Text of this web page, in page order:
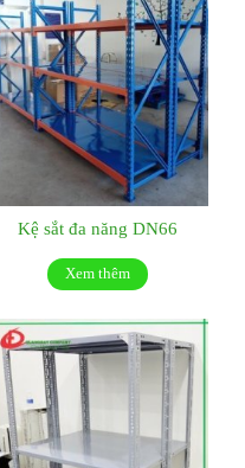
Kệ sắt đa năng DN66
Xem thêm